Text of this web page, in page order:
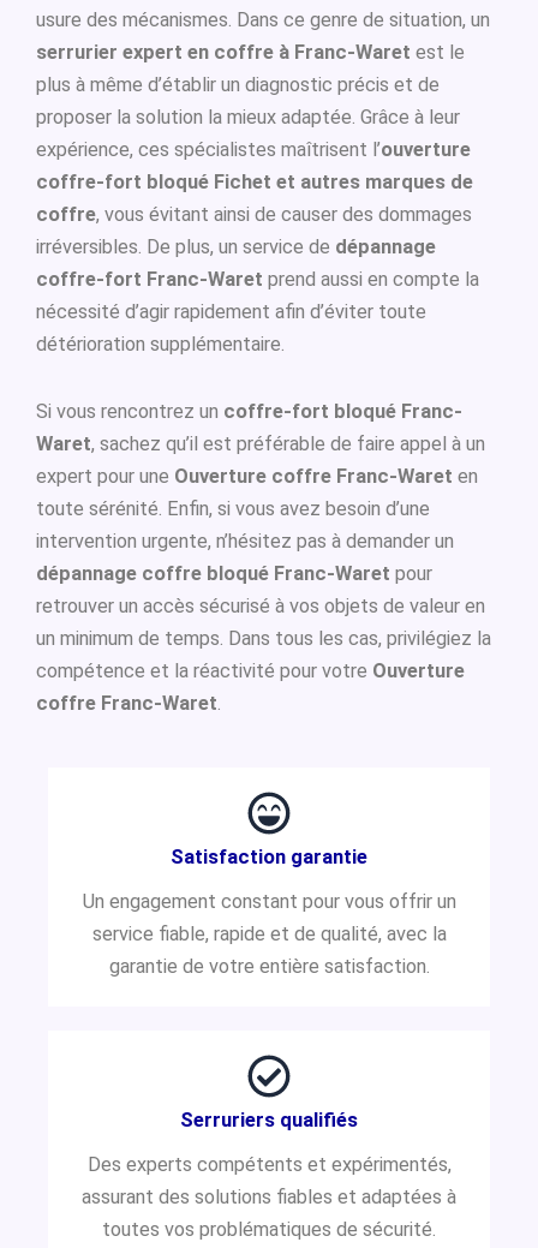
usure des mécanismes. Dans ce genre de situation, un
serrurier expert en coffre à Franc-Waret est le
plus à même d’établir un diagnostic précis et de
proposer la solution la mieux adaptée. Grâce à leur
expérience, ces spécialistes maîtrisent l’ouverture
coffre-fort bloqué Fichet et autres marques de
coffre, vous évitant ainsi de causer des dommages
irréversibles. De plus, un service de dépannage
coffre-fort Franc-Waret prend aussi en compte la
nécessité d’agir rapidement afin d’éviter toute
détérioration supplémentaire.
Si vous rencontrez un coffre-fort bloqué Franc-
Waret, sachez qu’il est préférable de faire appel à un
expert pour une Ouverture coffre Franc-Waret en
toute sérénité. Enfin, si vous avez besoin d’une
intervention urgente, n’hésitez pas à demander un
dépannage coffre bloqué Franc-Waret pour
retrouver un accès sécurisé à vos objets de valeur en
un minimum de temps. Dans tous les cas, privilégiez la
compétence et la réactivité pour votre Ouverture
coffre Franc-Waret.
Satisfaction garantie
Un engagement constant pour vous offrir un
service fiable, rapide et de qualité, avec la
garantie de votre entière satisfaction.
Serruriers qualifiés
Des experts compétents et expérimentés,
assurant des solutions fiables et adaptées à
toutes vos problématiques de sécurité.